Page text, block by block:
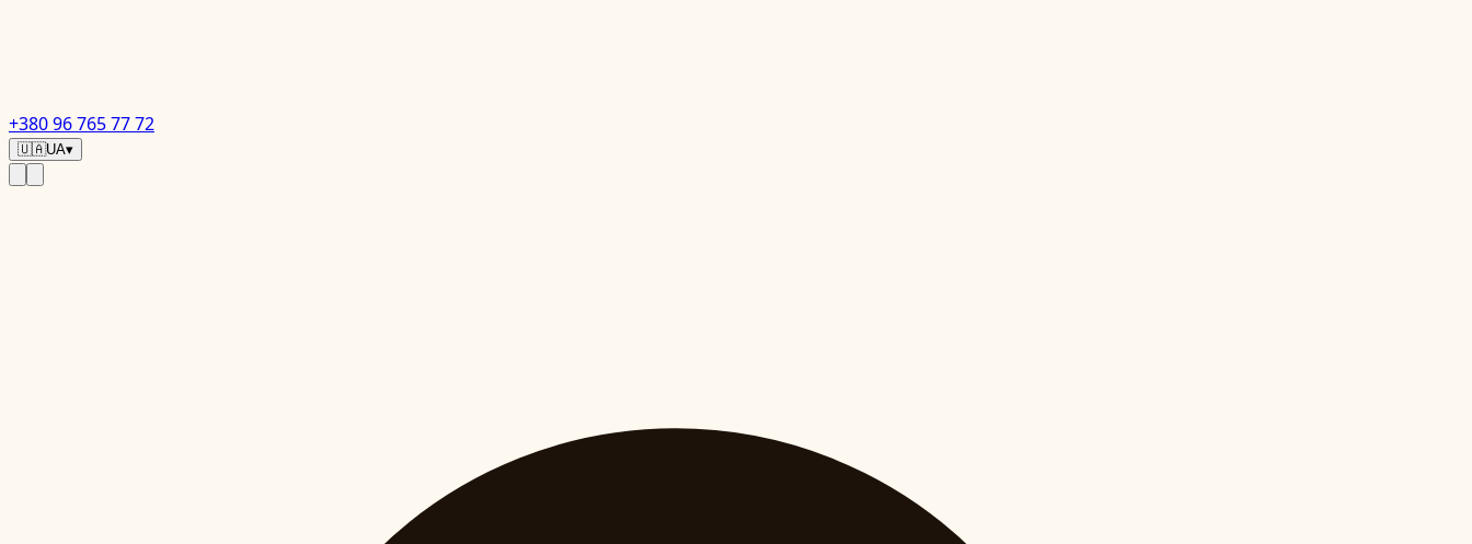
+380 96 765 77 72
🇺🇦UA▾